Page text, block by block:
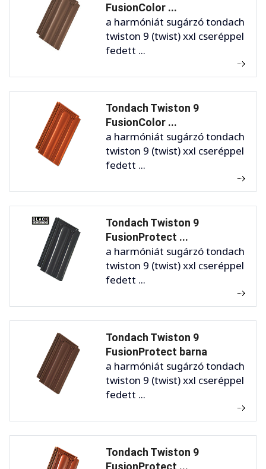
FusionColor ...
a harmóniát sugárzó tondach
twiston 9 (twist) xxl cseréppel
fedett ...
Tondach Twiston 9
FusionColor ...
a harmóniát sugárzó tondach
twiston 9 (twist) xxl cseréppel
fedett ...
Tondach Twiston 9
FusionProtect ...
a harmóniát sugárzó tondach
twiston 9 (twist) xxl cseréppel
fedett ...
Tondach Twiston 9
FusionProtect barna
a harmóniát sugárzó tondach
twiston 9 (twist) xxl cseréppel
fedett ...
Tondach Twiston 9
FusionProtect ...